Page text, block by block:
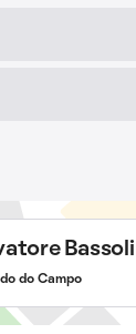
Bassoli
do Campo